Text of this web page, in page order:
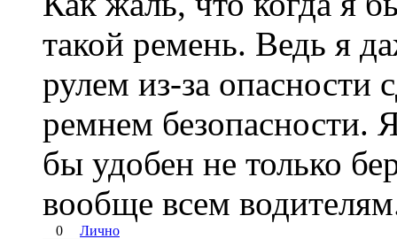
такой ремень. Ведь я
рулем из-за
ремнем безопасности.
бы удобен не только
вообще всем
0 Лично